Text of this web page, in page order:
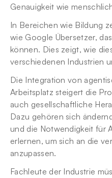
Genauigkeit wie
In Bereichen wie Bildung
wie Google Übersetzer,
können. Dies zeigt, wie
verschiedenen Industrien
Die Integration von
Arbeitsplatz steigert die
auch gesellschaftliche
Dazu gehören sich
und die Notwendigkeit für
erlernen, um sich an die
anzupassen.
Fachleute der Industrie